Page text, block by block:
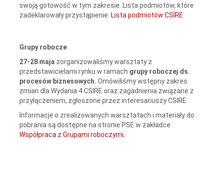
swoją gotowość w tym zakresie. Lista podmiotów, które
zadeklarowały przystąpienie: Lista podmiotów CSIRE
Grupy robocze
27-28 maja zorganizowaliśmy warsztaty z
przedstawicielami rynku w ramach grupy roboczej ds.
procesów biznesowych. Omówiliśmy wstępny zakres
zmian dla Wydania 4 CSIRE oraz zagadnienia związane z
przyłączeniem, zgłoszone przez interesariuszy CSIRE.
Informacje o zrealizowanych warsztatach i materiały do
pobrania są dostępne na stronie PSE w zakładce
Współpraca z Grupami roboczymi.